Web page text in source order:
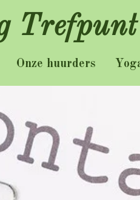
Trefpunt
Onze huurders